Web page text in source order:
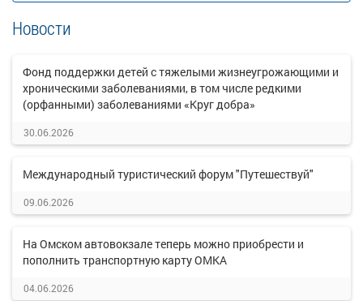
Новости
Фонд поддержки детей с тяжелыми жизнеугрожающими и
хроническими заболеваниями, в том числе редкими
(орфанными) заболеваниями «Круг добра»
30.06.2026
Международный туристический форум "Путешествуй"
09.06.2026
На Омском автовокзале теперь можно приобрести и
пополнить транспортную карту ОМКА
04.06.2026